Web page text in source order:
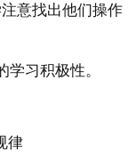
意找出他们操作
习积极性。
律